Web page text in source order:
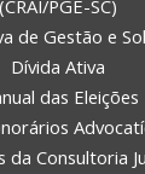
(CRAI/PGE-SC)
de Gestão e
Dívida Ativa
das Eleições
da Consultoria